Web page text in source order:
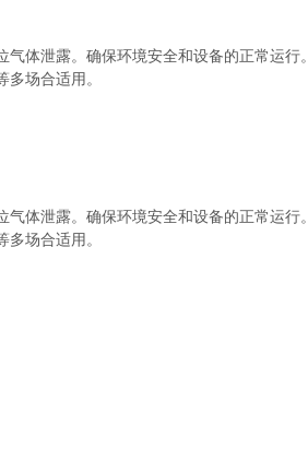
体泄露。确保环境安全和设备的正常运行。
场合适用。
体泄露。确保环境安全和设备的正常运行。
场合适用。